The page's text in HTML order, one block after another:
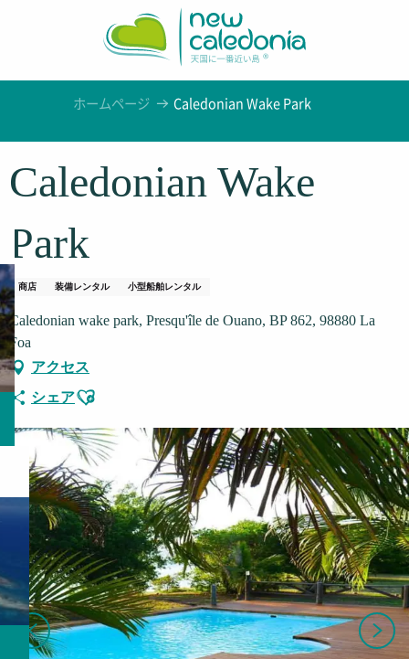
ホームページ Caledonian Wake Park
Caledonian Wake
Park
商店 装備レンタル 小型船舶レンタル
Caledonian wake park, Presqu'île de Ouano, BP 862, 98880 La
Foa
アクセス
シェアAjouter aux favoris